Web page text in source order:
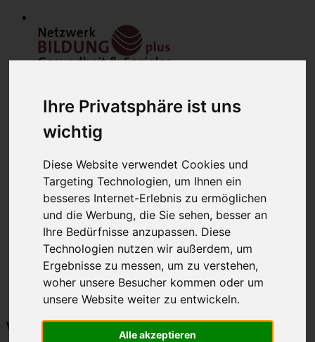
Ihre Privatsphäre ist uns
wichtig
Diese Website verwendet Cookies und
Targeting Technologien, um Ihnen ein
besseres Internet-Erlebnis zu ermöglichen
und die Werbung, die Sie sehen, besser an
Ihre Bedürfnisse anzupassen. Diese
Technologien nutzen wir außerdem, um
Ergebnisse zu messen, um zu verstehen,
woher unsere Besucher kommen oder um
unsere Website weiter zu entwickeln.
Alle akzeptieren
Home
Modulfinder
Veranstaltungen
Netzwerk
Bildungsanbieter
Mitglieder
Mitglied werden
Werbung schalten
über uns
Kontakt
Lounge
Weiterbildungen im Gesundheitswesen